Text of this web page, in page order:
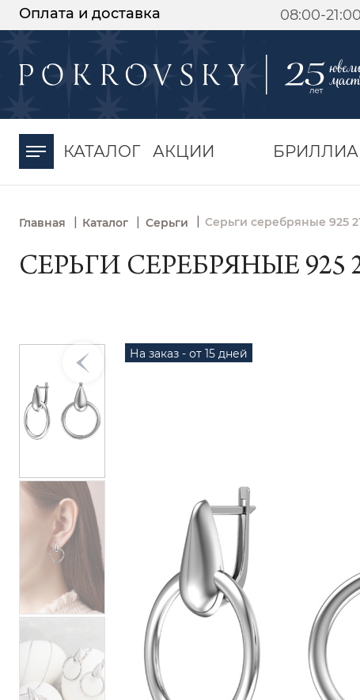
Оплата и доставка 08:00-
КАТАЛОГ АКЦИИ
Главная | Каталог | Серьги Серьги серебряные 925
СЕРЬГИ СЕРЕБРЯНЫЕ 925
На заказ - от 15 дней
-30%
момента оплаты